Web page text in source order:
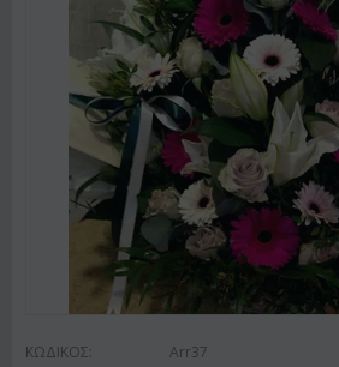
ΚΩΔΙΚΟΣ: Arr37